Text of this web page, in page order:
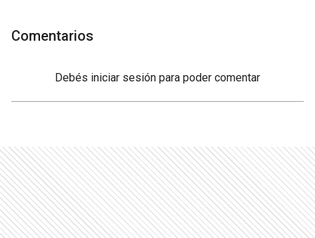
Comentarios
Debés iniciar sesión para poder comentar